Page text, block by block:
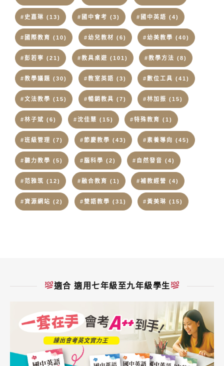
#史嘉琳 (13) #國中會考 (3) #國中英語 (4)
#國際教育 (10) #幼兒教材 (6) #幼美教學 (40)
#彭若寧 (21) #教具桌遊 (101) #教學方法 (8)
#教學議題 (30) #教室英語 (3) #數位工具 (41)
#文法教學 (15) #暢銷教具 (7) #林加振 (15)
#林子斌 (6) #沈佳慧 (15) #特殊教育 (1)
#班級管理 (7) #節慶教學 (43) #素養導向 (45)
#聽力教學 (5) #腦科學 (2) #自然發音 (4)
#范雅筑 (12) #融合教育 (1) #補教經營 (4)
#資源網站 (2) #雙語教學 (31) #黃美琳 (15)
適合 適用七年級至九年級學生